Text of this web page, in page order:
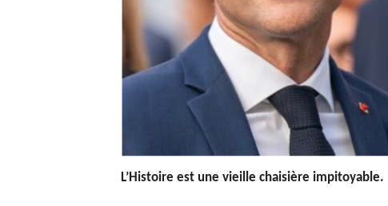
L’Histoire est une vieille chaisière impitoyable.